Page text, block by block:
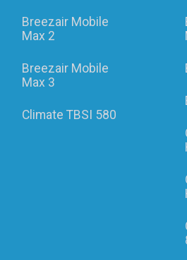
Breezair Mobile
Max 2
Breezair Mobile
Max 3
Climate TBSI 580